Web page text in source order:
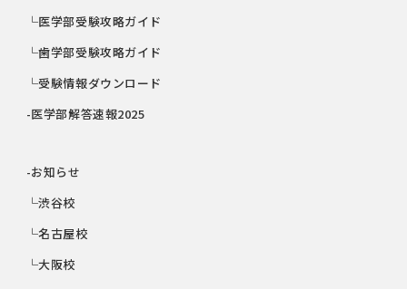
└医学部受験攻略ガイド
└歯学部受験攻略ガイド
└受験情報ダウンロード
-医学部解答速報2025
-お知らせ
└渋谷校
└名古屋校
└大阪校